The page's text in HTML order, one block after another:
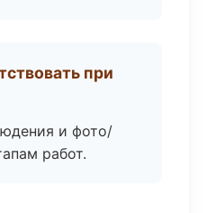
при
и фото/
работ.